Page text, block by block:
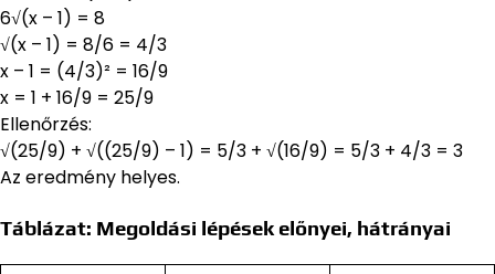
6√(x – 1) = 8
√(x – 1) = 8/6 = 4/3
x – 1 = (4/3)² = 16/9
x = 1 + 16/9 = 25/9
Ellenőrzés:
√(25/9) + √((25/9) – 1) = 5/3 + √(16/9) = 5/3 + 4/3 = 3
Az eredmény helyes.
Táblázat: Megoldási lépések előnyei, hátrányai